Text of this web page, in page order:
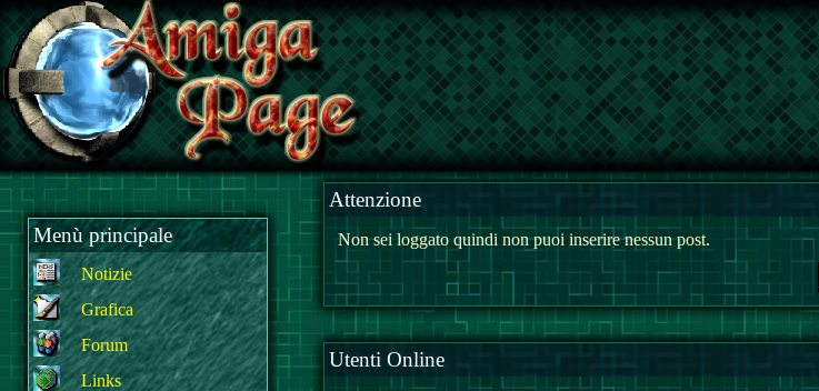
Menù principale
Notizie
Grafica
Forum
Links
Attenzione
Non sei loggato quindi non puoi inserire nessun post.
Utenti Online